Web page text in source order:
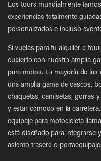
Los tours mundialmente
experiencias totalmente
personalizados e incluso
Si vuelas para tu alquiler o
cubierto con nuestra amplia
para motos. La mayoría de las
una amplia gama de cascos,
chaquetas, camisetas, gorras
y estar cómodo en la
equipaje para motocicleta
está diseñado para integrarse
asiento trasero o